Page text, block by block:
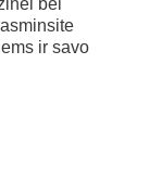
bei
ir savo